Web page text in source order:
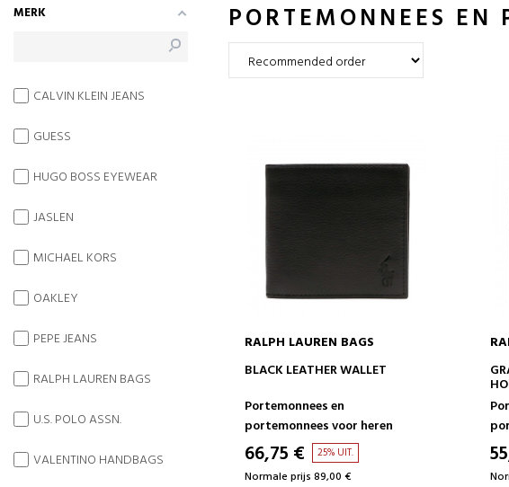
PORTEMONNEES EN
IN WINKELWAGEN
RALPH LAUREN BAGS
BLACK LEATHER WALLET
Portemonnees en
portemonnees voor heren
66,75 € 25% UIT.
Normale prijs 89,00 €
MERK
CALVIN KLEIN JEANS
GUESS
HUGO BOSS EYEWEAR
JASLEN
MICHAEL KORS
OAKLEY
PEPE JEANS
RALPH LAUREN BAGS
U.S. POLO ASSN.
VALENTINO HANDBAGS